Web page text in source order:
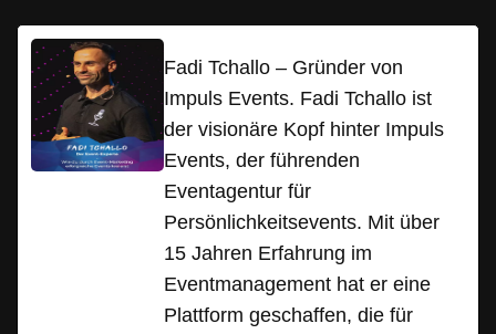
Fadi Tchallo – Gründer von
Impuls Events. Fadi Tchallo ist
der visionäre Kopf hinter Impuls
Events, der führenden
Eventagentur für
Persönlichkeitsevents. Mit über
15 Jahren Erfahrung im
Eventmanagement hat er eine
Plattform geschaffen, die für